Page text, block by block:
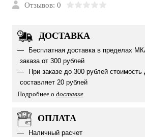
Отзывов: 0
ДОСТАВКА
Бесплатная доставка в пределах
заказа от 300 рублей
При заказе до 300 рублей стоимость
составляет 20 рублей
Подробнее о доставке
ОПЛАТА
Наличный расчет